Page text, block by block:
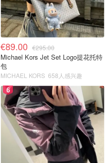
€89.00 €295.00
Michael Kors Jet Set Logo提花托特
包
MICHAEL KORS 658人感兴趣
6